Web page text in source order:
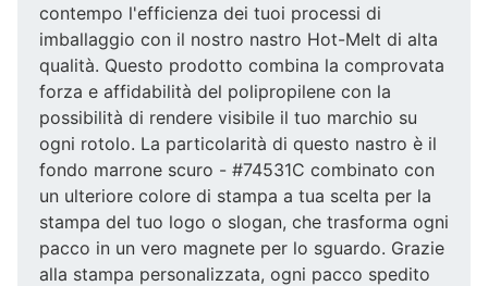
contempo l'efficienza dei tuoi processi di
imballaggio con il nostro nastro Hot-Melt di alta
qualità. Questo prodotto combina la comprovata
forza e affidabilità del polipropilene con la
possibilità di rendere visibile il tuo marchio su
ogni rotolo. La particolarità di questo nastro è il
fondo marrone scuro - #74531C combinato con
un ulteriore colore di stampa a tua scelta per la
stampa del tuo logo o slogan, che trasforma ogni
pacco in un vero magnete per lo sguardo. Grazie
alla stampa personalizzata, ogni pacco spedito